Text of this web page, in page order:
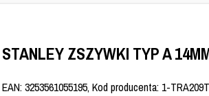
STANLEY ZSZYWKI TYP A
EAN: 3253561055195, Kod producenta: 1-